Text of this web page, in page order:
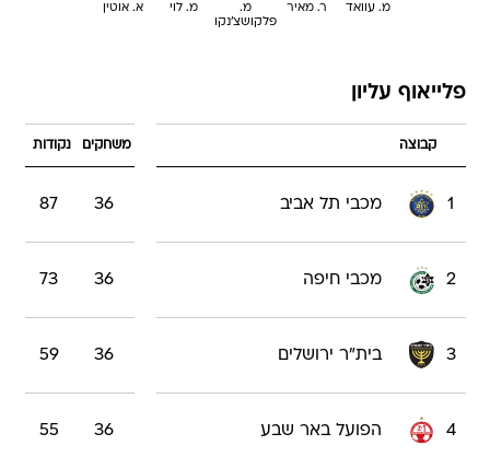
א. אוטין מ. לוי
מ.
פלקושצ'נקו
ר. מאיר מ. עוואד
פלייאוף עליון
קבוצה משחקים נקודות
1 מכבי תל אביב 36
87
2 מכבי חיפה 36
73
3 בית"ר ירושלים 36
59
4 הפועל באר שבע 36
55